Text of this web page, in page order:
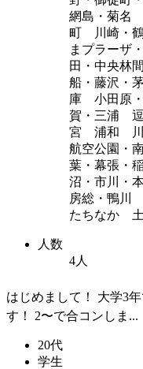
網島・菊名
町 川崎・
まプラーザ
田・中央林
船・藤沢・
庫 小田原
賀・三浦
宮 浦和
航空公園・
葉・幕張・
沼・市川・
房総・鴨
たちなか
人数
4人
はじめまして！ 大学3
す！ 2〜で合コンしま...
20代
学生